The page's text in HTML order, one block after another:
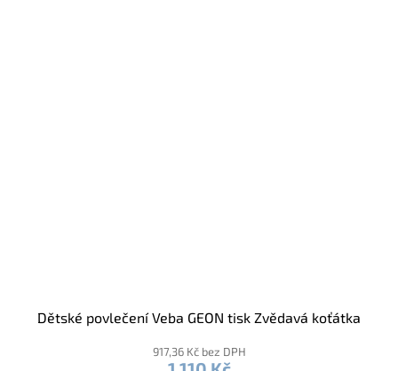
Dětské povlečení Veba GEON tisk Zvědavá koťátka
917,36 Kč bez DPH